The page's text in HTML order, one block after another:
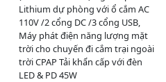
Lithium dự phòng với ổ cắm AC
110V /2 cổng DC /3 cổng USB,
Máy phát điện năng lượng mặt
trời cho chuyến đi cắm trại ngoài
trời CPAP Tải khẩn cấp với đèn
LED & PD 45W